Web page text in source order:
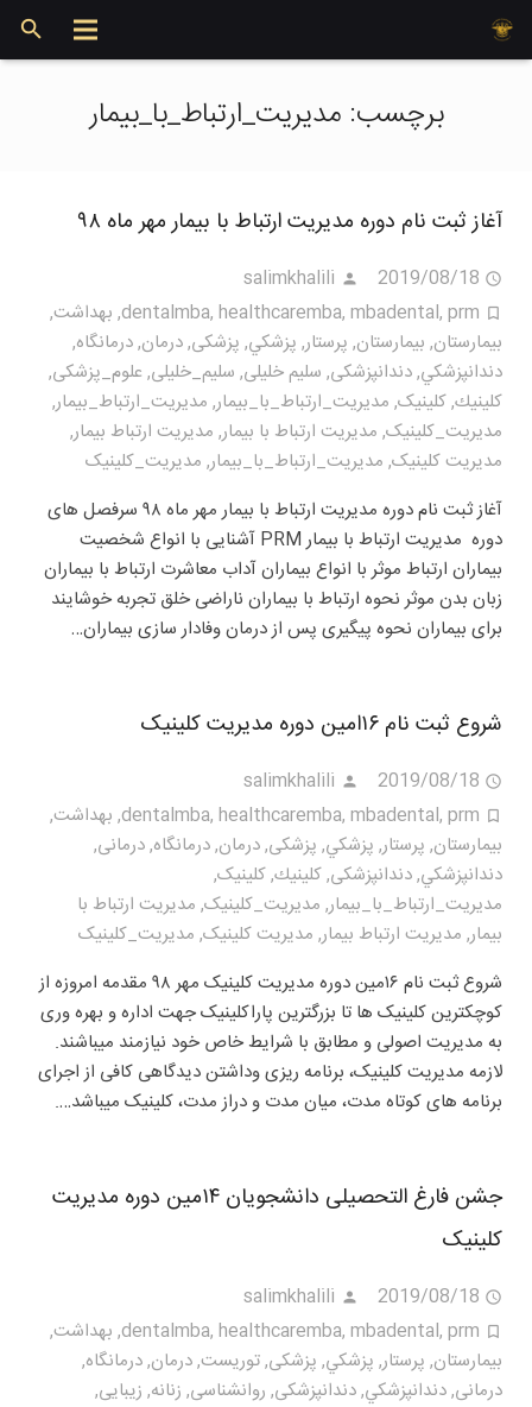
برچسب: مديريت_ارتباط_با_بيمار
آغاز ثبت نام دوره مدیریت ارتباط با بیمار مهر ماه ۹۸
2019/08/18
salimkhalili
dentalmba, healthcaremba, mbadental, prm
, بهداشت,
بيمارستان, بیمارستان, پرستار, پزشكي, پزشکی,درمان,درمانگاه,
دندانپزشكي,دندانپزشکی, سلیم خلیلی, سلیم_خلیلی, علوم_پزشکی,
كلينيك,کلینیک, مديريت_ارتباط_با_بيمار, مديريت_ارتباط_بیمار,
مديريت_كلينيک, مدیریت ارتباط با بیمار, مدیریت ارتباط بیمار,
مدیریت کلینیک, مدیریت_ارتباط_با_بیمار, مدیریت_کلینیک
آغاز ثبت نام دوره مدیریت ارتباط با بیمار مهر ماه ۹۸ سرفصل های
دوره مدیریت ارتباط با بیمار PRM آشنایی با انواع شخصیت
بیماران ارتباط موثر با انواع بیماران آداب معاشرت ارتباط با بیماران
زبان بدن موثر نحوه ارتباط با بیماران ناراضی خلق تجربه خوشایند
برای بیماران نحوه پیگیری پس از درمان وفادار سازی بیماران…
شروع ثبت نام ۱۶امین دوره مدیریت کلینیک
2019/08/18
salimkhalili
dentalmba, healthcaremba, mbadental, prm
, بهداشت,
بيمارستان, پرستار, پزشكي, پزشکی,درمان,درمانگاه,درمانی,
دندانپزشكي,دندانپزشکی,كلينيك,کلینیک,
مديريت_ارتباط_با_بيمار, مديريت_كلينيک, مدیریت ارتباط با
بیمار, مدیریت ارتباط بیمار, مدیریت کلینیک, مدیریت_کلینیک
شروع ثبت نام ۱۶مین دوره مدیریت کلینیک مهر ۹۸ مقدمه امروزه از
کوچکترین کلینیک ها تا بزرگترین پاراکلینیک جهت اداره و بهره وری
به مدیریت اصولی و مطابق با شرایط خاص خود نیازمند میباشند.
لازمه مدیریت کلینیک، برنامه ریزی وداشتن دیدگاهی کافی از اجرای
برنامه های کوتاه مدت، میان مدت و دراز مدت، کلینیک میباشد….
جشن فارغ التحصیلی دانشجویان ۱۴مین دوره مدیریت
کلینیک
2019/08/18
salimkhalili
dentalmba, healthcaremba, mbadental, prm
, بهداشت,
بيمارستان, پرستار, پزشكي, پزشکی,توریست,درمان,درمانگاه,
درمانی,دندانپزشكي,دندانپزشکی, روانشناسی, زنانه, زیبایی,